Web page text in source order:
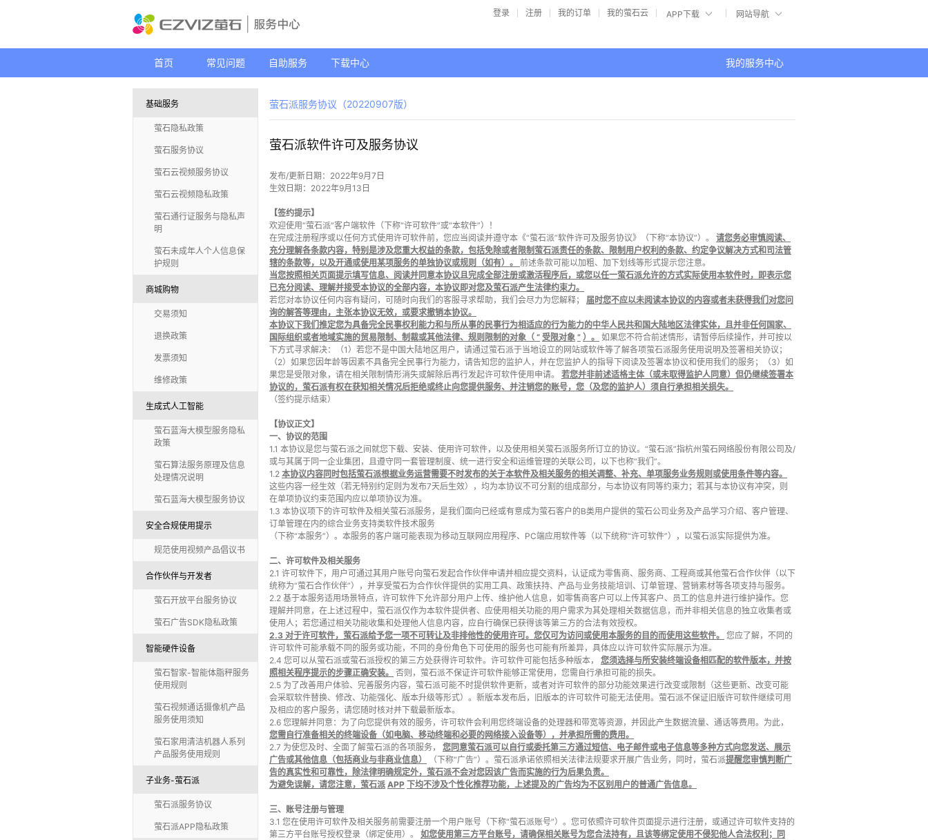
网站导航
APP下载
我的萤石云
我的订单
注册
登录
首页 常见问题 自助服务 下载中心 我的服务中心
基础服务
萤石隐私政策
萤石服务协议
萤石云视频服务协议
萤石云视频隐私政策
萤石通行证服务与隐私声
明
萤石未成年人个人信息保
护规则
商城购物
交易须知
退换政策
发票须知
维修政策
生成式人工智能
萤石蓝海大模型服务隐私
政策
萤石算法服务原理及信息
处理情况说明
萤石蓝海大模型服务协议
安全合规使用提示
规范使用视频产品倡议书
合作伙伴与开发者
萤石开放平台服务协议
萤石广告SDK隐私政策
智能硬件设备
萤石智家-智能体脂秤服务
使用规则
萤石视频通话摄像机产品
服务使用须知
萤石家用清洁机器人系列
产品服务使用规则
子业务-萤石派
萤石派服务协议
萤石派APP隐私政策
萤石派服务协议（20220907版）
萤石派软件许可及服务协议
发布/更新日期：2022年9月7日
生效日期：2022年9月13日
【签约提示】
欢迎使用“萤石派”客户端软件（下称“许可软件”或“本软件”）！
在完成注册程序或以任何方式使用许可软件前，您应当阅读并遵守本《“萤石派”软件许可及服务协议》（下称“本协议”）。 请您务必审慎阅读、
充分理解各条款内容，特别是涉及您重大权益的条款，包括免除或者限制萤石派责任的条款、限制用户权利的条款、约定争议解决方式和司法管
辖的条款等，以及开通或使用某项服务的单独协议或规则（如有）。 前述条款可能以加粗、加下划线等形式提示您注意。
当您按照相关页面提示填写信息、阅读并同意本协议且完成全部注册或激活程序后，或您以任一萤石派允许的方式实际使用本软件时，即表示您
已充分阅读、理解并接受本协议的全部内容，本协议即对您及萤石派产生法律约束力。
若您对本协议任何内容有疑问，可随时向我们的客服寻求帮助，我们会尽力为您解释； 届时您不应以未阅读本协议的内容或者未获得我们对您问
询的解答等理由，主张本协议无效，或要求撤销本协议。
本协议下我们推定您为具备完全民事权利能力和与所从事的民事行为相适应的行为能力的中华人民共和国大陆地区法律实体，且并非任何国家、
国际组织或者地域实施的贸易限制、制裁或其他法律、规则限制的对象（ “ 受限对象 ” ）。
如果您不符合前述情形，请暂停后续操作，并可按以
下方式寻求解决：（1）若您不是中国大陆地区用户，请通过萤石派于当地设立的网站或软件等了解各项萤石派服务使用说明及签署相关协议；
（2）如果您因年龄等因素不具备完全民事行为能力，请告知您的监护人，并在您监护人的指导下阅读及签署本协议和使用我们的服务；（3）如
果您是受限对象，请在相关限制情形消失或解除后再行发起许可软件使用申请。 若您并非前述适格主体（或未取得监护人同意）但仍继续签署本
协议的，萤石派有权在获知相关情况后拒绝或终止向您提供服务、并注销您的账号，您（及您的监护人）须自行承担相关损失。
（签约提示结束）
【协议正文】
一、协议的范围
1.1 本协议是您与萤石派之间就您下载、安装、使用许可软件，以及使用相关萤石派服务所订立的协议。“萤石派”指杭州萤石网络股份有限公司及/
或与其属于同一企业集团，且遵守同一套管理制度、统一进行安全和运维管理的关联公司，以下也称“我们”。
1.2 本协议内容同时包括萤石派根据业务运营需要不时发布的关于本软件及相关服务的相关调整、补充、单项服务业务规则或使用条件等内容。
这些内容一经生效（若无特别约定则为发布7天后生效），均为本协议不可分割的组成部分，与本协议有同等约束力；若其与本协议有冲突，则
在单项协议约束范围内应以单项协议为准。
1.3 本协议项下的许可软件及相关萤石派服务，是我们面向已经或有意成为萤石客户的B类用户提供的萤石公司业务及产品学习介绍、客户管理、
订单管理在内的综合业务支持类软件技术服务
（下称“本服务”）。本服务的客户端可能表现为移动互联网应用程序、PC端应用软件等（以下统称“许可软件”），以萤石派实际提供为准。
二、许可软件及相关服务
2.1 许可软件下，用户可通过其用户账号向萤石发起合作伙伴申请并相应提交资料，认证成为零售商、服务商、工程商或其他萤石合作伙伴（以下
统称为“萤石合作伙伴”），并享受萤石为合作伙伴提供的实用工具、政策扶持、产品与业务技能培训、订单管理、营销素材等各项支持与服务。
2.2 基于本服务适用场景特点，许可软件下允许部分用户上传、维护他人信息，如零售商客户可以上传其客户、员工的信息并进行维护操作。您
理解并同意，在上述过程中，萤石派仅作为本软件提供者、应使用相关功能的用户需求为其处理相关数据信息，而并非相关信息的独立收集者或
使用人；若您通过相关功能收集和处理他人信息内容，应自行确保已获得该等第三方的合法有效授权。
2.3 对于许可软件，萤石派给予您一项不可转让及非排他性的使用许可。您仅可为访问或使用本服务的目的而使用这些软件。
您应了解，不同的
许可软件可能承载不同的服务或功能，不同的身份角色下可使用的服务也可能有所差异，具体应以许可软件实际展示为准。
2.4 您可以从萤石派或萤石派授权的第三方处获得许可软件。许可软件可能包括多种版本， 您须选择与所安装终端设备相匹配的软件版本，并按
照相关程序提示的步骤正确安装。
否则，萤石派不保证许可软件能够正常使用，您需自行承担可能的损失。
2.5 为了改善用户体验、完善服务内容，萤石派可能不时提供软件更新，或者对许可软件的部分功能效果进行改变或限制（这些更新、改变可能
会采取软件替换、修改、功能强化、版本升级等形式）。新版本发布后，旧版本的许可软件可能无法使用。萤石派不保证旧版许可软件继续可用
及相应的客户服务，请您随时核对并下载最新版本。
2.6 您理解并同意：为了向您提供有效的服务，许可软件会利用您终端设备的处理器和带宽等资源，并因此产生数据流量、通话等费用。为此，
您需自行准备相关的终端设备（如电脑、移动终端和必要的网络接入设备等），并承担所需的费用。
2.7 为使您及时、全面了解萤石派的各项服务， 您同意萤石派可以自行或委托第三方通过短信、电子邮件或电子信息等多种方式向您发送、展示
广告或其他信息（包括商业与非商业信息）
（下称“广告”）。萤石派承诺依照相关法律法规要求开展广告业务，同时，萤石派提醒您审慎判断广
告的真实性和可靠性，除法律明确规定外，萤石派不会对您因该广告而实施的行为后果负责。
为避免误解，请您注意，萤石派 APP 下均不涉及个性化推荐功能，上述提及的广告均为不区别用户的普通广告信息。
三、账号注册与管理
3.1 您在使用许可软件及相关服务前需要注册一个用户账号（下称“萤石派账号”）。您可依照许可软件页面提示进行注册，或通过许可软件支持的
第三方平台账号授权登录（绑定使用）。 如您使用第三方平台账号，请确保相关账号为您合法持有，且该等绑定使用不侵犯他人合法权利；同